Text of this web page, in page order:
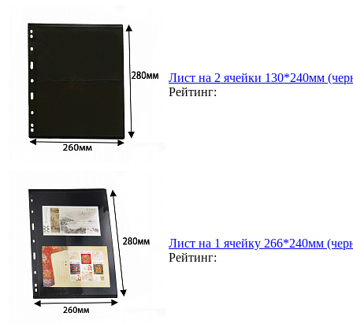
Лист на 2 ячейки 130*240мм
Рейтинг:
Лист на 1 ячейку 266*240мм
Рейтинг: